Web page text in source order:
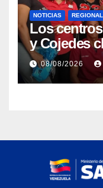
NOTICIAS
Los
y Cojedes
Semana
Materna
08/08/2026